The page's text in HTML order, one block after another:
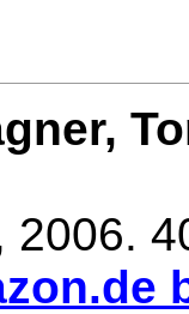
2006.